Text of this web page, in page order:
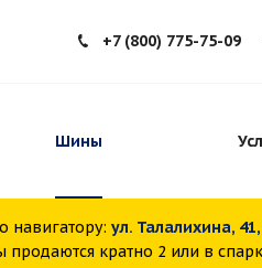
+7 (800) 775-75-09
Шины
навигатору: ул. Талалихина,
кратно 2 или в